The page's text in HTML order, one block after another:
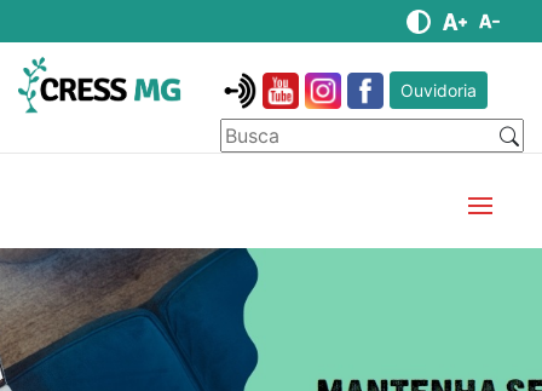
Ouvidoria